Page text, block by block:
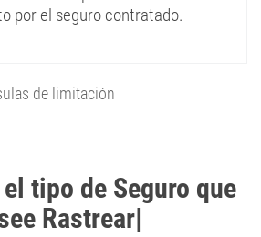
por el seguro contratado.
tipo de Seguro que
Rastrear|